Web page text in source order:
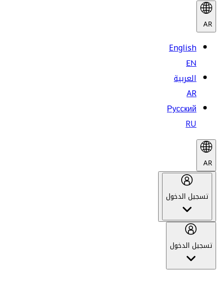
AR
English
EN
العربية
AR
Русский
RU
AR
تسجيل الدخول
تسجيل الدخول